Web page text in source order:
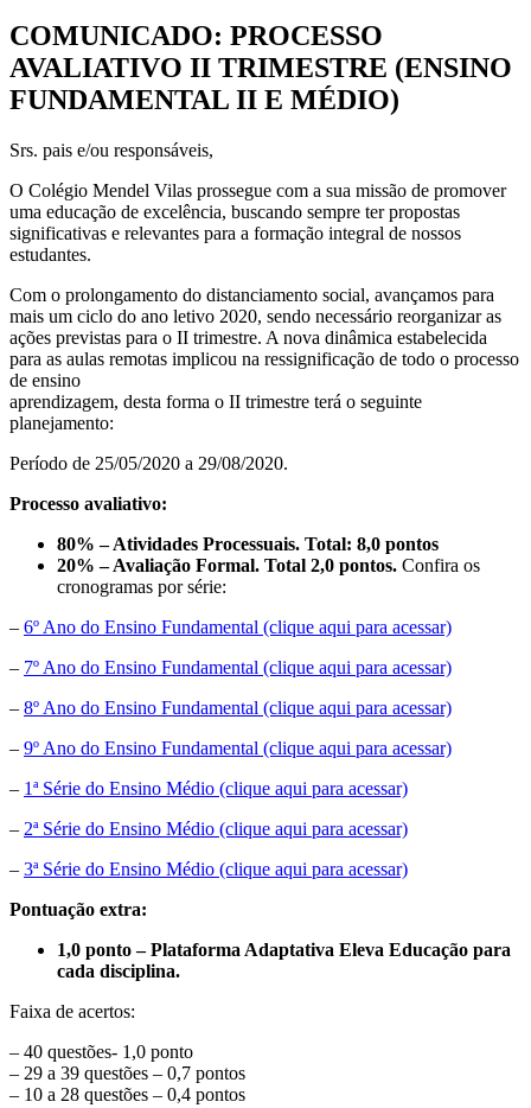
COMUNICADO: PROCESSO
AVALIATIVO II TRIMESTRE (ENSINO
FUNDAMENTAL II E MÉDIO)
Srs. pais e/ou responsáveis,
O Colégio Mendel Vilas prossegue com a sua missão de promover
uma educação de excelência, buscando sempre ter propostas
significativas e relevantes para a formação integral de nossos
estudantes.
Com o prolongamento do distanciamento social, avançamos para
mais um ciclo do ano letivo 2020, sendo necessário reorganizar as
ações previstas para o II trimestre. A nova dinâmica estabelecida
para as aulas remotas implicou na ressignificação de todo o processo
de ensino
aprendizagem, desta forma o II trimestre terá o seguinte
planejamento:
Período de 25/05/2020 a 29/08/2020.
Processo avaliativo:
80% – Atividades Processuais. Total: 8,0 pontos
20% – Avaliação Formal. Total 2,0 pontos. Confira os
cronogramas por série:
– 6º Ano do Ensino Fundamental (clique aqui para acessar)
– 7º Ano do Ensino Fundamental (clique aqui para acessar)
– 8º Ano do Ensino Fundamental (clique aqui para acessar)
– 9º Ano do Ensino Fundamental (clique aqui para acessar)
– 1ª Série do Ensino Médio (clique aqui para acessar)
– 2ª Série do Ensino Médio (clique aqui para acessar)
– 3ª Série do Ensino Médio (clique aqui para acessar)
Pontuação extra:
1,0 ponto – Plataforma Adaptativa Eleva Educação para
cada disciplina.
Faixa de acertos:
– 40 questões- 1,0 ponto
– 29 a 39 questões – 0,7 pontos
– 10 a 28 questões – 0,4 pontos